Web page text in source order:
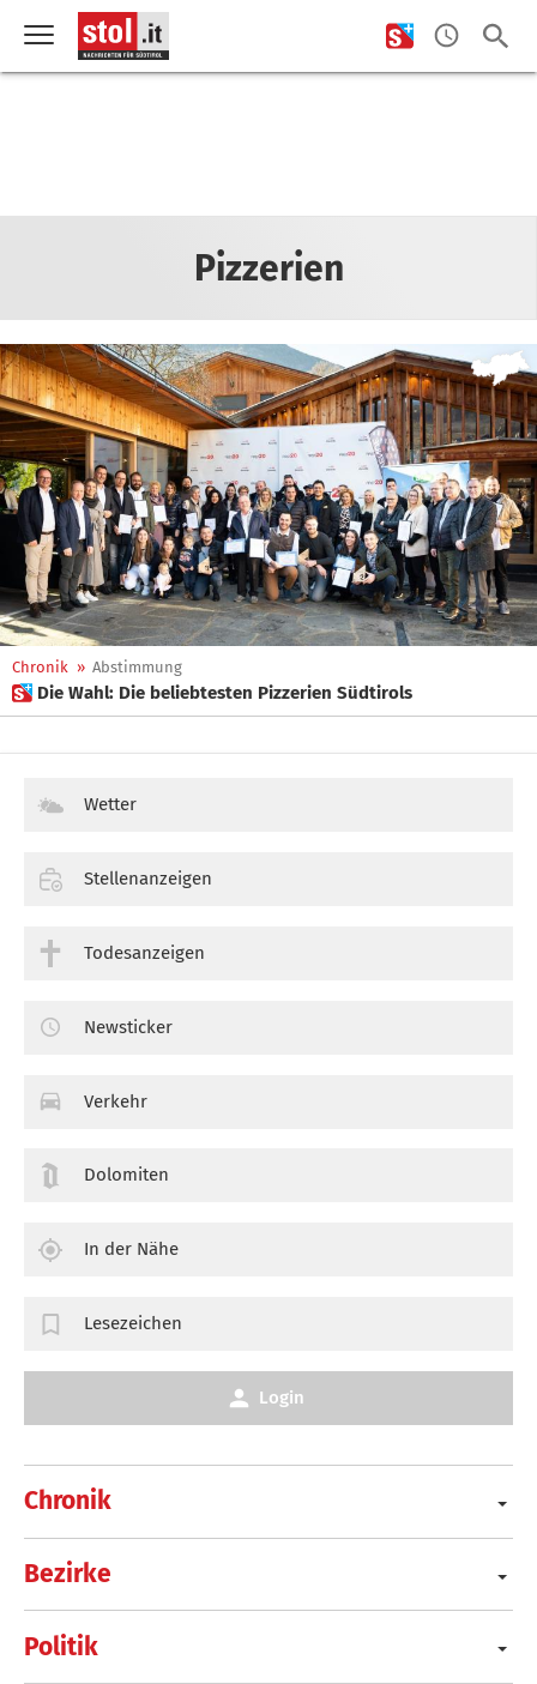
Pizzerien
Chronik » Abstimmung
 Die Wahl: Die beliebtesten Pizzerien Südtirols
Chronik
Bezirke
Politik
Wetter
Stellenanzeigen
Todesanzeigen
Newsticker
Verkehr
Dolomiten
In der Nähe
Lesezeichen
Login